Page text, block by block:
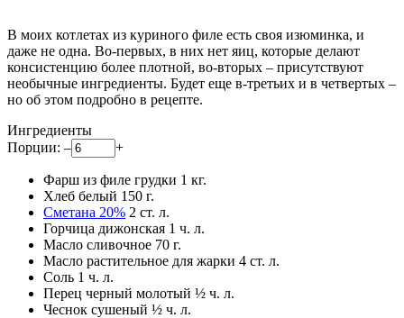
В моих котлетах из куриного филе есть своя изюминка, и
даже не одна. Во-первых, в них нет яиц, которые делают
консистенцию более плотной, во-вторых – присутствуют
необычные ингредиенты. Будет еще в-третьих и в четвертых –
но об этом подробно в рецепте.
Ингредиенты
Порции: – +
Фарш из филе грудки 1 кг.
Хлеб белый 150 г.
Сметана 20% 2 ст. л.
Горчица дижонская 1 ч. л.
Масло сливочное 70 г.
Масло растительное для жарки 4 ст. л.
Соль 1 ч. л.
Перец черный молотый ½ ч. л.
Чеснок сушеный ½ ч. л.